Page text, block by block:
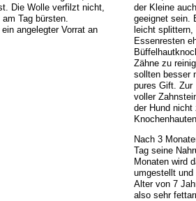
Die Wolle verfilzt nicht,
Tag bürsten.
angelegter Vorrat an
der Kleine
geeignet sein.
leicht splittern,
Essenresten
Zähne zu
sollten besser
pures Gift. Zur
voller
der Hund
Nach 3
Tag seine
Monaten wird
umgestellt
Alter von 7
also sehr